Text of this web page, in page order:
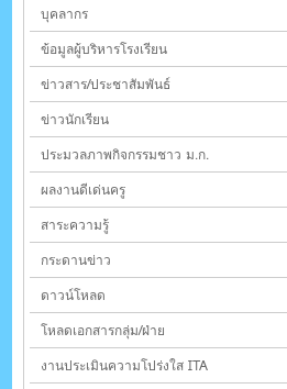
บุคลากร
ข้อมูลผู้บริหารโรงเรียน
ข่าวสาร/ประชาสัมพันธ์
ข่าวนักเรียน
ประมวลภาพกิจกรรมชาว ม.ก.
ผลงานดีเด่นครู
สาระความรู้
กระดานข่าว
ดาวน์โหลด
โหลดเอกสารกลุ่ม/ฝ่าย
งานประเมินความโปร่งใส ITA